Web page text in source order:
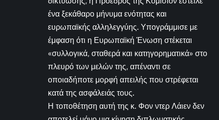
ένα ξεκάθαρο μήνυμα ενότητας και
ευρωπαϊκής αλληλεγγύης. Υπογράμμισε με
έμφαση ότι η Ευρωπαϊκή Ένωση στέκεται
«συλλογικά, σταθερά και κατηγορηματικά» στο
πλευρό των μελών της, απέναντι σε
οποιαδήποτε μορφή απειλής που στρέφεται
κατά της ασφάλειάς τους.
Η τοποθέτηση αυτή της κ. Φον ντερ Λάιεν δεν